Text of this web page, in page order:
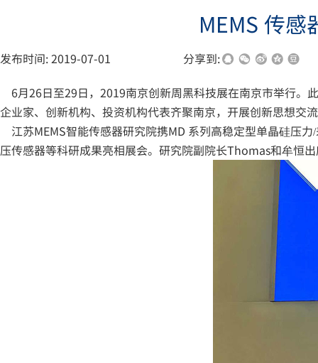
MEMS 传
发布时间:2019-07-01
分享到:
6月26日至29日，2019南京创新周黑科技展在南京市举行
企业家、创新机构、投资机构代表齐聚南京，开展创新思想交
江苏MEMS智能传感器研究院携MD 系列高稳定型单晶硅压
压传感器等科研成果亮相展会。研究院副院长Thomas和牟